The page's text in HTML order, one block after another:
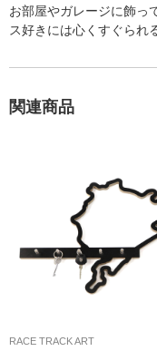
お部屋やガレージに飾っ
ス好きには心くすぐられ
関連商品
RACE TRACK ART